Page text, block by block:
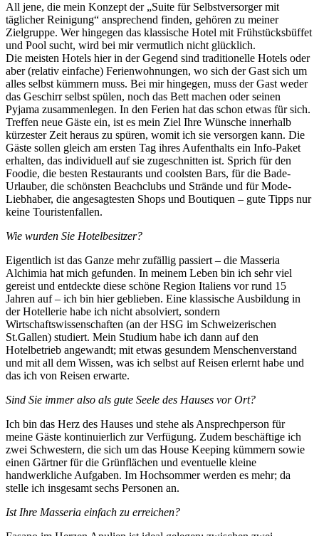
All jene, die mein Konzept der „Suite für Selbstversorger mit
täglicher Reinigung“ ansprechend finden, gehören zu meiner
Zielgruppe. Wer hingegen das klassische Hotel mit Frühstücksbüffet
und Pool sucht, wird bei mir vermutlich nicht glücklich.
Die meisten Hotels hier in der Gegend sind traditionelle Hotels oder
aber (relativ einfache) Ferienwohnungen, wo sich der Gast sich um
alles selbst kümmern muss. Bei mir hingegen, muss der Gast weder
das Geschirr selbst spülen, noch das Bett machen oder seinen
Pyjama zusammenlegen. In den Ferien hat das schon etwas für sich.
Treffen neue Gäste ein, ist es mein Ziel Ihre Wünsche innerhalb
kürzester Zeit heraus zu spüren, womit ich sie versorgen kann. Die
Gäste sollen gleich am ersten Tag ihres Aufenthalts ein Info-Paket
erhalten, das individuell auf sie zugeschnitten ist. Sprich für den
Foodie, die besten Restaurants und coolsten Bars, für die Bade-
Urlauber, die schönsten Beachclubs und Strände und für Mode-
Liebhaber, die angesagtesten Shops und Boutiquen – gute Tipps nur
keine Touristenfallen.
Wie wurden Sie Hotelbesitzer?
Eigentlich ist das Ganze mehr zufällig passiert – die Masseria
Alchimia hat mich gefunden. In meinem Leben bin ich sehr viel
gereist und entdeckte diese schöne Region Italiens vor rund 15
Jahren auf – ich bin hier geblieben. Eine klassische Ausbildung in
der Hotellerie habe ich nicht absolviert, sondern
Wirtschaftswissenschaften (an der HSG im Schweizerischen
St.Gallen) studiert. Mein Studium habe ich dann auf den
Hotelbetrieb angewandt; mit etwas gesundem Menschenverstand
und mit all dem Wissen, was ich selbst auf Reisen erlernt habe und
das ich von Reisen erwarte.
Sind Sie immer also als gute Seele des Hauses vor Ort?
Ich bin das Herz des Hauses und stehe als Ansprechperson für
meine Gäste kontinuierlich zur Verfügung. Zudem beschäftige ich
zwei Schwestern, die sich um das House Keeping kümmern sowie
einen Gärtner für die Grünflächen und eventuelle kleine
handwerkliche Aufgaben. Im Hochsommer werden es mehr; da
stelle ich insgesamt sechs Personen an.
Ist Ihre Masseria einfach zu erreichen?